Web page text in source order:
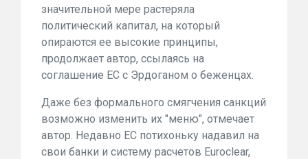
значительной мере растеряла
политический капитал, на который
опираются ее высокие принципы,
продолжает автор, ссылаясь на
соглашение ЕС с Эрдоганом о беженцах.
Даже без формального смягчения санкций
возможно изменить их "меню", отмечает
автор. Недавно ЕС потихоньку надавил на
свои банки и систему расчетов Euroclear,